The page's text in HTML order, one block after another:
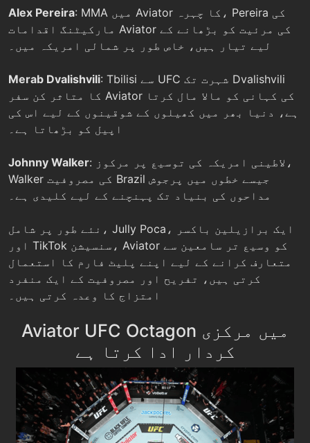
Alex Pereira: MMA میں Aviator کا چہرہ، Pereira کی
مارکیٹنگ اقدامات Aviator کی مرئیت کو بڑھانے کے
لیے تیار ہیں، خاص طور پر شمالی امریکہ میں۔
Merab Dvalishvili: Tbilisi سے UFC شہرت تک Dvalishvili
کا متاثر کن سفر Aviator کی کہانی کو مالا مال کرتا
ہے، دنیا بھر میں کھیلوں کے شوقینوں کے لیے اس کی
اپیل کو بڑھاتا ہے۔
Johnny Walker: لاطینی امریکہ کی توسیع پر مرکوز،
Walker کی مصروفیت Brazil جیسے خطوں میں پرجوش
مداحوں کی بنیاد تک پہنچنے کے لیے کلیدی ہے۔
نئے طور پر شامل، Jully Poca، ایک برازیلین باکسر
اور TikTok سنسیشن، Aviator کو وسیع تر سامعین سے
متعارف کرانے کے لیے اپنے پلیٹ فارم کا استعمال
کرتی ہیں، تفریح اور مصروفیت کے ایک منفرد
امتزاج کا وعدہ کرتی ہیں۔
Aviator UFC Octagon میں مرکزی
کردار ادا کرتا ہے